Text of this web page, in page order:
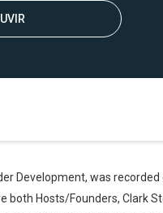
Development, was
both Hosts/Founders, Clark